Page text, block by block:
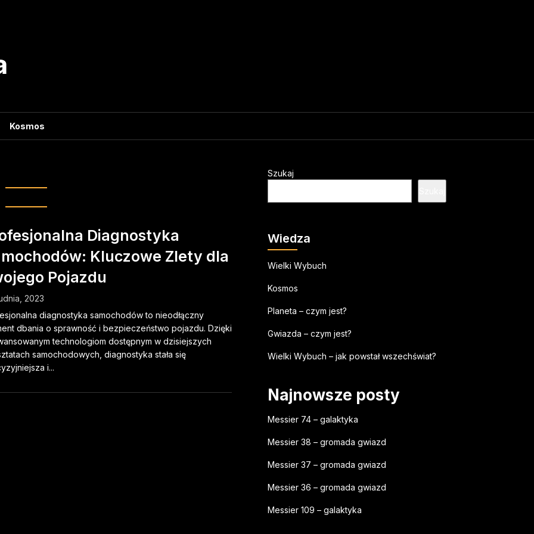
Kosmos
Diagnostyka
Kluczowe Zlety dla
Pojazdu
2023
diagnostyka samochodów to nieodłączny
dbania o sprawność i bezpieczeństwo pojazdu. Dzięki
technologiom dostępnym w dzisiejszych
samochodowych, diagnostyka stała się
i...
Szukaj
Wiedza
Wielki Wybuch
Kosmos
Planeta – czym jest?
Gwiazda – czym jest?
Wielki Wybuch – jak powstał wszechświat?
Najnowsze posty
Messier 74 – galaktyka
Messier 38 – gromada gwiazd
Messier 37 – gromada gwiazd
Messier 36 – gromada gwiazd
Messier 109 – galaktyka